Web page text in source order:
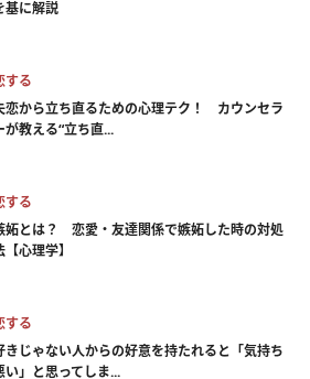
基に解説
する
恋から立ち直るための心理テク！ カウンセラ
が教える“立ち直...
する
妬とは？ 恋愛・友達関係で嫉妬した時の対処
【心理学】
する
きじゃない人からの好意を持たれると「気持ち
い」と思ってしま...